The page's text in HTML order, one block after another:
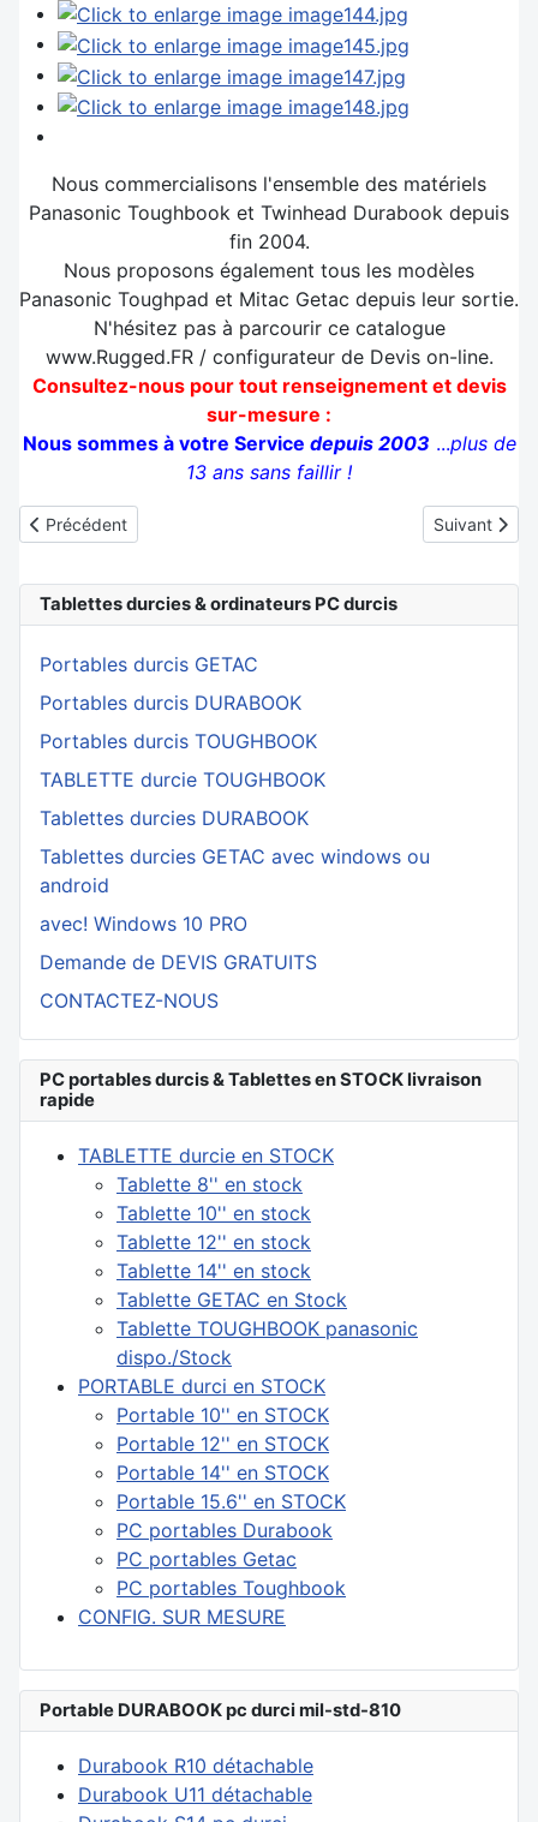
Tablettes durcies & ordinateurs PC durcis
Portables durcis GETAC
Portables durcis DURABOOK
Portables durcis TOUGHBOOK
TABLETTE durcie TOUGHBOOK
Tablettes durcies DURABOOK
Tablettes durcies GETAC avec windows ou
android
avec! Windows 10 PRO
Demande de DEVIS GRATUITS
CONTACTEZ-NOUS
PC portables durcis & Tablettes en STOCK livraison
rapide
TABLETTE durcie en STOCK
Tablette 8'' en stock
Tablette 10'' en stock
Tablette 12'' en stock
Tablette 14'' en stock
Tablette GETAC en Stock
Tablette TOUGHBOOK panasonic
dispo./Stock
PORTABLE durci en STOCK
Portable 10'' en STOCK
Portable 12'' en STOCK
Portable 14'' en STOCK
Portable 15.6'' en STOCK
PC portables Durabook
PC portables Getac
PC portables Toughbook
CONFIG. SUR MESURE
Portable DURABOOK pc durci mil-std-810
Durabook R10 détachable
Durabook U11 détachable
Nous commercialisons l'ensemble des matériels
Panasonic Toughbook et Twinhead Durabook depuis
fin 2004.
Nous proposons également tous les modèles
Panasonic Toughpad et Mitac Getac depuis leur sortie.
N'hésitez pas à parcourir ce catalogue
www.Rugged.FR / configurateur de Devis on-line.
Consultez-nous pour tout renseignement et devis
sur-mesure :
Nous sommes à votre Service depuis 2003 ...plus de
13 ans sans faillir !
Article précédent : Pourquoi une Tablette grand public ne
Précédent Article
Suivant